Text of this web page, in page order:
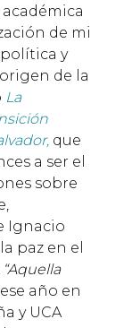
de mi
y
de la
La
que
a ser el
sobre
Ignacio
paz en el
año en
y UCA